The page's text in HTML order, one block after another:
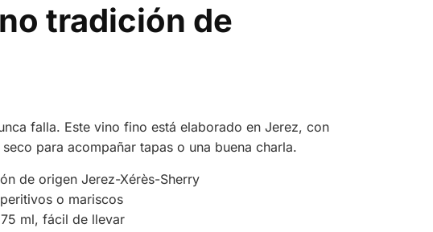
tradición de
falla. Este vino fino está elaborado en Jerez, con
para acompañar tapas o una buena charla.
de origen Jerez-Xérès-Sherry
o mariscos
ml, fácil de llevar